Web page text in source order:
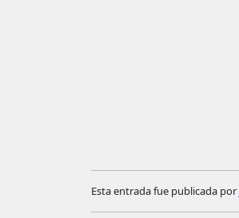
Esta entrada fue publicada por